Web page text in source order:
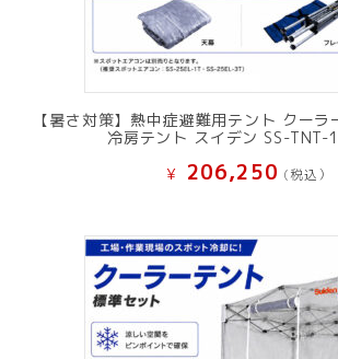
【暑さ対策】熱中症避難用テント クー
冷房テント スイデン SS-
¥ 206,250 (税込）